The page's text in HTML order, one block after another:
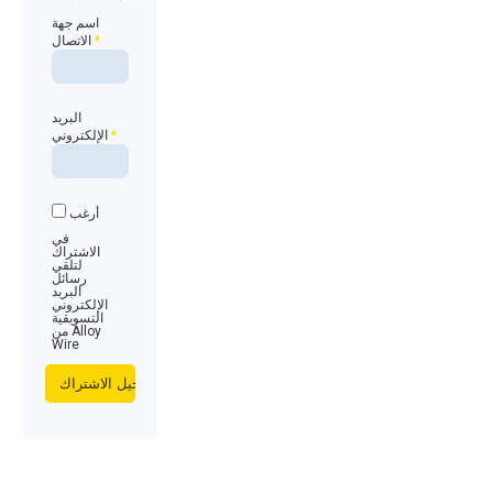
اسم جهة
الاتصال*
البريد
الإلكتروني*
أرغب
في
الاشتراك
لتلقي
رسائل
البريد
الإلكتروني
التسويقية
من Alloy
Wire